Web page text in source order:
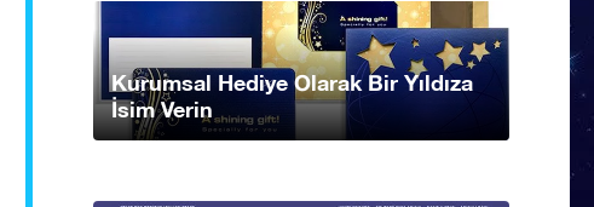
Kurumsal Hediye Olarak Bir Yıldıza
İsim Verin